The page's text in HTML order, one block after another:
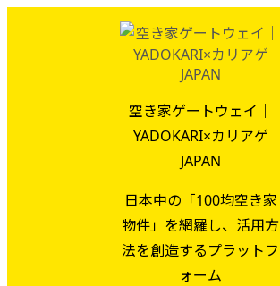
空き家ゲートウェイ｜
YADOKARI×カリアゲ
JAPAN
日本中の「100均空き家
物件」を網羅し、活用方
法を創造するプラットフ
ォーム